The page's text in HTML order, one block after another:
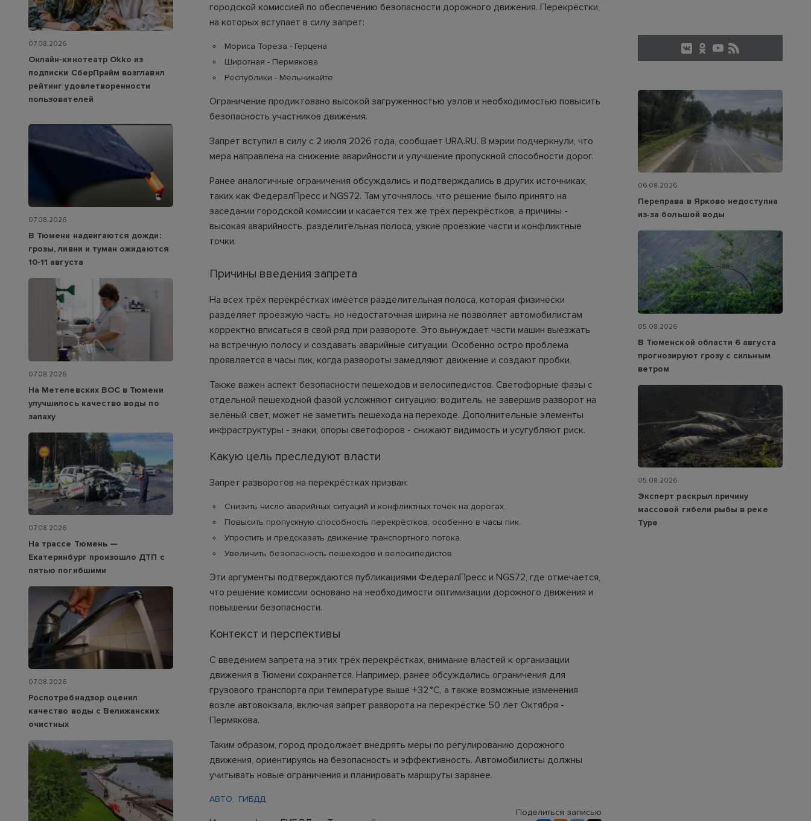
городской комиссией по обеспечению безопасности дорожного движения. Перекрёстки,
на которых вступает в силу запрет:
Мориса Тореза - Герцена
Широтная - Пермякова
Республики - Мельникайте
Ограничение продиктовано высокой загруженностью узлов и необходимостью повысить
безопасность участников движения.
Запрет вступил в силу с 2 июля 2026 года, сообщает URA.RU. В мэрии подчеркнули, что
мера направлена на снижение аварийности и улучшение пропускной способности дорог.
Ранее аналогичные ограничения обсуждались и подтверждались в других источниках,
таких как ФедералПресс и NGS72. Там уточнялось, что решение было принято на
заседании городской комиссии и касается тех же трёх перекрёстков, а причины -
высокая аварийность, разделительная полоса, узкие проезжие части и конфликтные
точки.
Причины введения запрета
На всех трёх перекрёстках имеется разделительная полоса, которая физически
разделяет проезжую часть, но недостаточная ширина не позволяет автомобилистам
корректно вписаться в свой ряд при развороте. Это вынуждает части машин выезжать
на встречную полосу и создавать аварийные ситуации. Особенно остро проблема
проявляется в часы пик, когда развороты замедляют движение и создают пробки.
Также важен аспект безопасности пешеходов и велосипедистов. Светофорные фазы с
отдельной пешеходной фазой усложняют ситуацию: водитель, не завершив разворот на
зелёный свет, может не заметить пешехода на переходе. Дополнительные элементы
инфраструктуры - знаки, опоры светофоров - снижают видимость и усугубляют риск.
Какую цель преследуют власти
Запрет разворотов на перекрёстках призван:
Снизить число аварийных ситуаций и конфликтных точек на дорогах.
Повысить пропускную способность перекрёстков, особенно в часы пик.
Упростить и предсказать движение транспортного потока.
Увеличить безопасность пешеходов и велосипедистов.
Эти аргументы подтверждаются публикациями ФедералПресс и NGS72, где отмечается,
что решение комиссии основано на необходимости оптимизации дорожного движения и
повышении безопасности.
Контекст и перспективы
С введением запрета на этих трёх перекрёстках, внимание властей к организации
движения в Тюмени сохраняется. Например, ранее обсуждались ограничения для
грузового транспорта при температуре выше +32 °C, а также возможные изменения
возле автовокзала, включая запрет разворота на перекрёстке 50 лет Октября -
Пермякова.
Таким образом, город продолжает внедрять меры по регулированию дорожного
движения, ориентируясь на безопасность и эффективность. Автомобилисты должны
учитывать новые ограничения и планировать маршруты заранее.
АВТО ГИБДД
Поделиться записью
07.08.2026
Онлайн-кинотеатр Okko из
подписки СберПрайм возглавил
рейтинг удовлетворенности
пользователей
07.08.2026
В Тюмени надвигаются дожди:
грозы, ливни и туман ожидаются
10-11 августа
07.08.2026
На Метелевских ВОС в Тюмени
улучшилось качество воды по
запаху
07.08.2026
На трассе Тюмень —
Екатеринбург произошло ДТП с
пятью погибшими
07.08.2026
Роспотребнадзор оценил
качество воды с Велижанских
очистных
06.08.2026
Переправа в Ярково недоступна
из‑за большой воды
05.08.2026
В Тюменской области 6 августа
прогнозируют грозу с сильным
ветром
05.08.2026
Эксперт раскрыл причину
массовой гибели рыбы в реке
Туре